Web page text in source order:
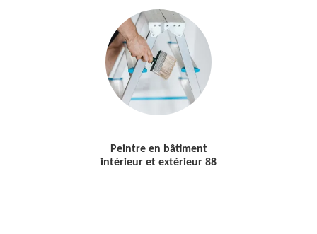
Peintre en bâtiment
intérieur et extérieur 88